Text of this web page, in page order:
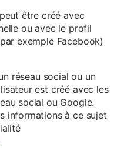
être créé avec
ou avec le profil
exemple Facebook)
réseau social ou un
est créé avec les
social ou Google.
informations à ce sujet